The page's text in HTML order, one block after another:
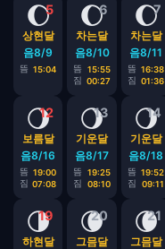
5
🌔
상현달
음8/9
뜸 15:04
6
🌔
차는달
음8/10
뜸
15:55
짐 00:27
7
🌔
차는달
음8/11
뜸 16:38
짐 01:36
12
🌖
보름달
음8/16
뜸 19:00
짐 07:08
13
🌖
기운달
음8/17
뜸
19:25
짐
08:10
14
🌖
기운달
음8/18
뜸 19:52
짐
09:11
19
🌗
하현달
20
🌘
그믐달
21
🌘
그믐달